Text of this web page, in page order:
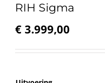
RIH Sigma
€ 3.999,00